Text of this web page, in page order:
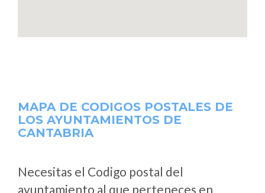
MAPA DE CODIGOS POSTALES DE
LOS AYUNTAMIENTOS DE
CANTABRIA
Necesitas el Codigo postal del
ayuntamiento al que perteneces en